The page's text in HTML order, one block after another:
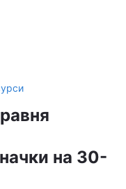
на 30-